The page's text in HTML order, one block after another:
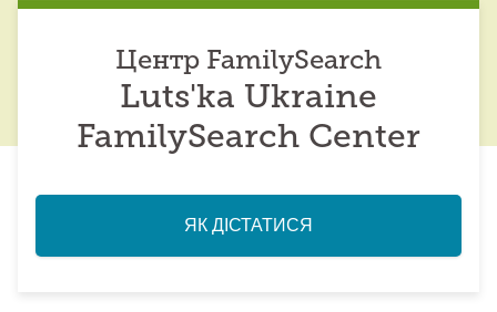
Центр FamilySearch
Luts'ka Ukraine
FamilySearch Center
ЯК ДІСТАТИСЯ